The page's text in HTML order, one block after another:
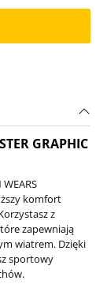
GRAPHIC
komfort
z
zapewniają
wiatrem. Dzięki
sportowy